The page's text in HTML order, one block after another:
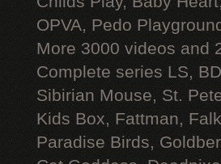
OPVA, Pedo
More 3000 videos and
Complete series LS,
Sibirian Mouse, St.
Kids Box, Fattman,
Paradise Birds,